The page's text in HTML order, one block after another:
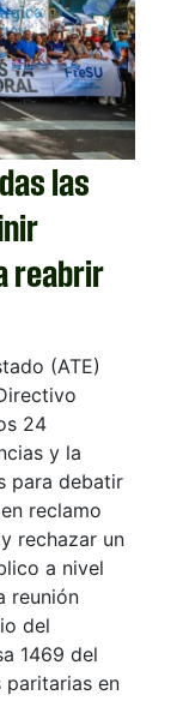
las
reabrir
(ATE)
24
y la
para debatir
reclamo
rechazar un
a nivel
reunión
del
1469 del
paritarias en